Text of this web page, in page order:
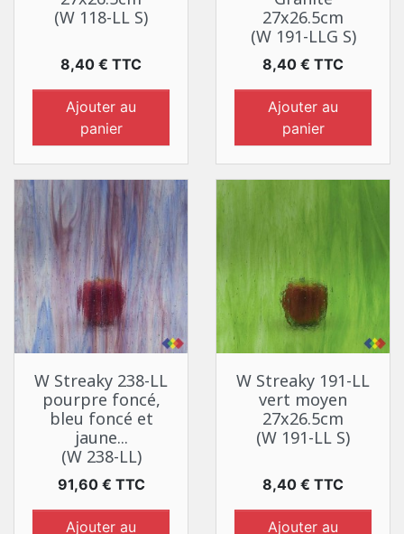
(W 118-LL S)
Prix
8,40 € TTC
Ajouter au
panier
27x26.5cm
(W 191-LLG S)
Prix
8,40 € TTC
Ajouter au
panier
W Streaky 238-LL
pourpre foncé,
bleu foncé et
jaune...
(W 238-LL)
Prix
91,60 € TTC
Ajouter au
W Streaky 191-LL
vert moyen
27x26.5cm
(W 191-LL S)
Prix
8,40 € TTC
Ajouter au